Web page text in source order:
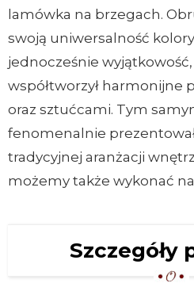
lamówka na brzegach.
swoją uniwersalność
jednocześnie
współtworzył harmonijne
oraz sztućcami. Tym
fenomenalnie
tradycyjnej aranżacji
możemy także wykonać
Szczegóły